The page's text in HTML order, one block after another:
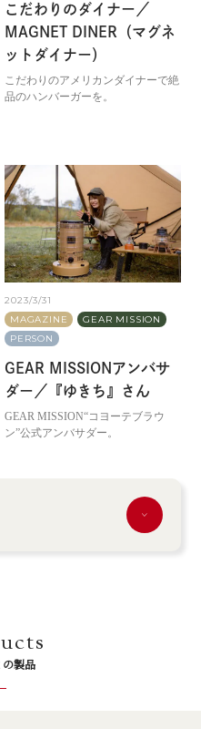
こだわりのダイナー／
MAGNET DINER（マグネ
ットダイナー）
こだわりのアメリカンダイナーで絶
品のハンバーガーを。
2023/3/31
MAGAZINE
GEAR MISSION
PERSON
GEAR MISSIONアンバサ
ダー／『ゆきち』さん
GEAR MISSION“コヨーテブラウ
ン”公式アンバサダー。
の製品